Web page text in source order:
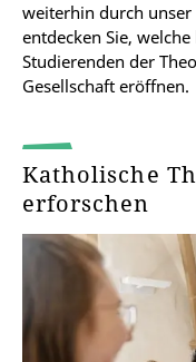
weiterhin durch
entdecken Sie,
Studierenden der
Gesellschaft eröffnen.
Katholische
erforschen